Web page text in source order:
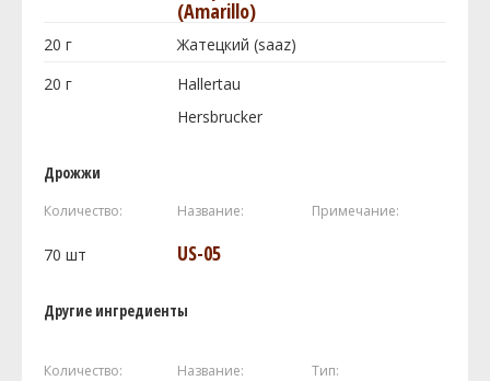
(Amarillo)
20 г
Жатецкий (saaz)
20 г
Hallertau
Hersbrucker
Дрожжи
Количество: Название: Примечание:
70 шт US-05
Другие ингредиенты
Количество: Название: Тип: